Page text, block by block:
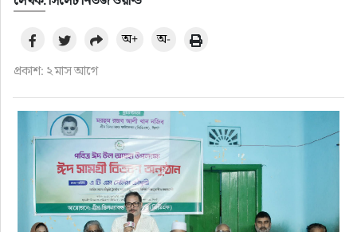
গণমাধ্যম
সারাদেশ
রাজনীতি
এক্সক্লুসিভ
প্রকাশ: ২ মাস আগে
অ+ অ-